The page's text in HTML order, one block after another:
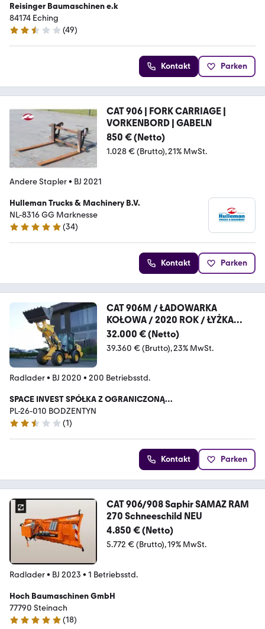
Reisinger Baumaschinen e.k
84174 Eching
2.7 Sterne
(49)
Kontakt Parken
CAT 906 | FORK CARRIAGE |
VORKENBORD | GABELN
850 € (Netto)
1.028 € (Brutto) 21% MwSt.
Andere Stapler• BJ 2021
Hulleman Trucks & Machinery B.V.
NL-8316 GG Marknesse
5 Sterne
(34)
Kontakt Parken
CAT 906M / ŁADOWARKA
KOŁOWA / 2020 ROK / ŁYŻKA
SZCZĘ
32.000 € (Netto)
39.360 € (Brutto) 23% MwSt.
Radlader• BJ 2020 • 200 Betriebsstd.
SPACE INVEST SPÓŁKA Z OGRANICZONĄ
ODPOWIEDZIALNOŚCIĄ
PL-26-010 BODZENTYN
2.7 Sterne
(1)
Kontakt Parken
CAT 906/908 Saphir SAMAZ RAM
270 Schneeschild NEU
4.850 € (Netto)
5.772 € (Brutto) 19% MwSt.
Radlader• BJ 2023 • 1 Betriebsstd.
Hoch Baumaschinen GmbH
77790 Steinach
4.9 Sterne
(18)